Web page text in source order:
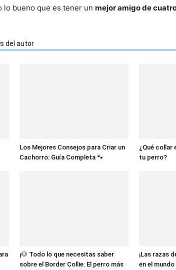
lo bueno que es tener un mejor amigo de
del autor
Los Mejores Consejos para Criar un
Cachorro: Guía Completa 🐾
¿Qué collar
tu perro?
¡🐶 Todo lo que necesitas saber
sobre el Border Collie: El perro más
¡Las razas
en el